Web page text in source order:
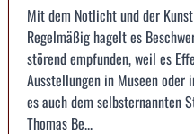
Mit dem Notlicht und der
Regelmäßig hagelt es
störend empfunden, weil es
Ausstellungen in Museen oder
es auch dem selbsternannten
Thomas Be...